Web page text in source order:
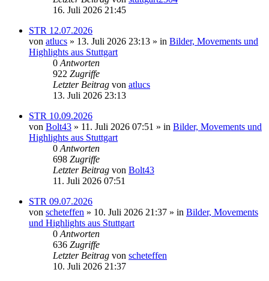
16. Juli 2026 21:45
STR 12.07.2026
von atlucs » 13. Juli 2026 23:13 » in Bilder, Movements und
Highlights aus Stuttgart
0 Antworten
922 Zugriffe
Letzter Beitrag von atlucs
13. Juli 2026 23:13
STR 10.09.2026
von Bolt43 » 11. Juli 2026 07:51 » in Bilder, Movements und
Highlights aus Stuttgart
0 Antworten
698 Zugriffe
Letzter Beitrag von Bolt43
11. Juli 2026 07:51
STR 09.07.2026
von scheteffen » 10. Juli 2026 21:37 » in Bilder, Movements
und Highlights aus Stuttgart
0 Antworten
636 Zugriffe
Letzter Beitrag von scheteffen
10. Juli 2026 21:37